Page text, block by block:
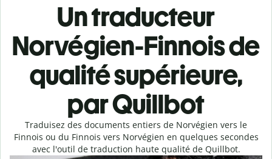
Un traducteur
Norvégien-Finnois de
qualité supérieure,
par Quillbot
Traduisez des documents entiers de Norvégien vers le
Finnois ou du Finnois vers Norvégien en quelques secondes
avec l'outil de traduction haute qualité de Quillbot.